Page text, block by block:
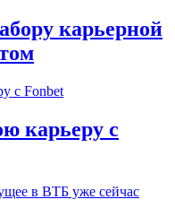
карьерной
карьеру с